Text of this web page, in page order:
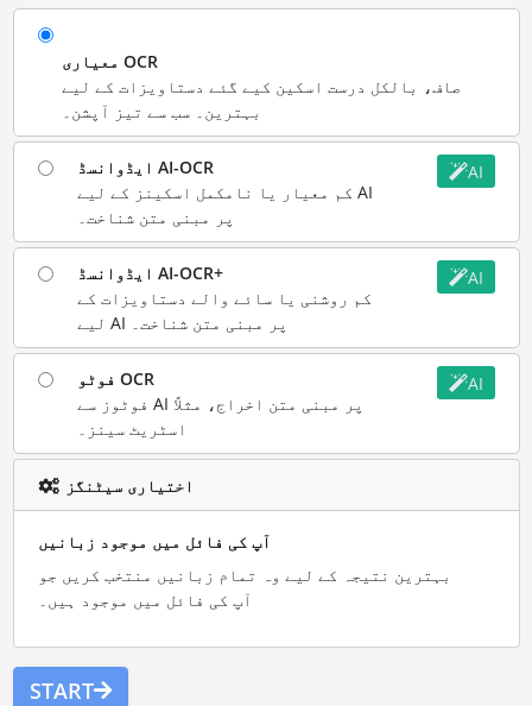
معیاری OCR
صاف، بالکل درست اسکین کیے گئے دستاویزات کے لیے
بہترین۔ سب سے تیز آپشن۔
ایڈوانسڈ AI-OCR
کم معیار یا نامکمل اسکینز کے لیے AI
پر مبنی متن شناخت۔
AI
ایڈوانسڈ AI-OCR+
کم روشنی یا سائے والے دستاویزات کے
لیے AI پر مبنی متن شناخت۔
AI
فوٹو OCR
فوٹوز سے AI پر مبنی متن اخراج، مثلاً
اسٹریٹ سینز۔
AI
اختیاری سیٹنگز
آپ کی فائل میں موجود زبانیں
بہترین نتیجہ کے لیے وہ تمام زبانیں منتخب کریں جو
آپ کی فائل میں موجود ہیں۔
START